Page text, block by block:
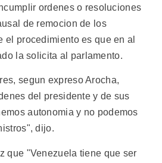
ordenes o resoluciones
de remocion de los
el procedimiento es que en al
la solicita al parlamento.
segun expreso Arocha,
del presidente y de sus
autonomia y no podemos
dijo.
que "Venezuela tiene que ser